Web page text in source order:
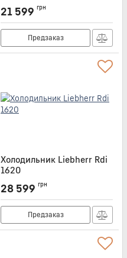
RE1400
21 599 грн
Предзаказ
Холодильник Liebherr Rdi
1620
RDI1620
28 599 грн
Предзаказ